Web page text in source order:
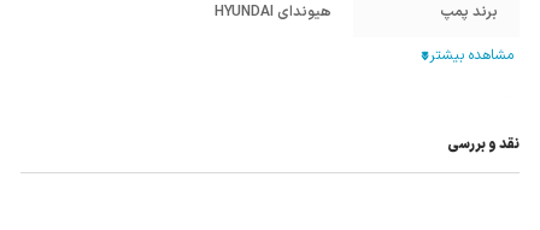
برند پمپ هیوندای HYUNDAI
منبع انرژی
نقد و بررسی